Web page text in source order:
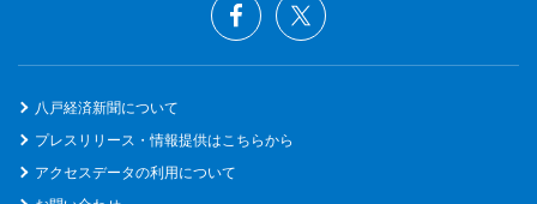
八戸経済新聞について
プレスリリース・情報提供はこちらから
アクセスデータの利用について